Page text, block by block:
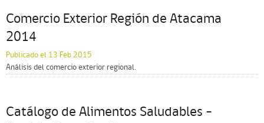
Comercio Exterior Región de Atacama
2014
Publicado el 13 Feb 2015
Análisis del comercio exterior regional.
Catálogo de Alimentos Saludables –